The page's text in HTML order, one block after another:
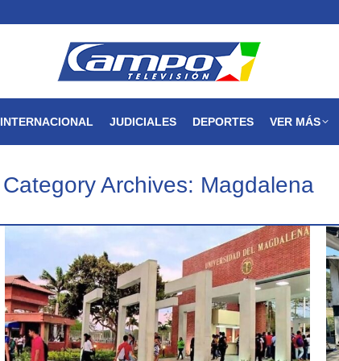
INTERNACIONAL JUDICIALES DEPORTES VER MÁS
Category Archives: Magdalena
NACIONAL INTERNACIONAL